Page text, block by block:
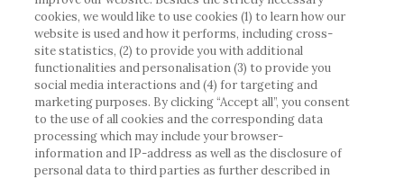
process, förordning, registrering eller användning i
landet där du bor.
Roche har inte alltid möjlighet att kvalitetssäkra
andras inlägg, men kommer att ta bort vilseledande
eller olämpliga inlägg i möjligaste mån. Vi har inget
ansvar för innehållet på externa webbplatser som
det länkas till. Kopiering av material från denna
cookies, we would like to use cookies (1) to learn how our
website is used and how it performs, including cross-
site statistics, (2) to provide you with additional
functionalities and personalisation (3) to provide you
social media interactions and (4) for targeting and
marketing purposes. By clicking “Accept all”, you consent
to the use of all cookies and the corresponding data
processing which may include your browser-
information and IP-address as well as the disclosure of
personal data to third parties as further described in